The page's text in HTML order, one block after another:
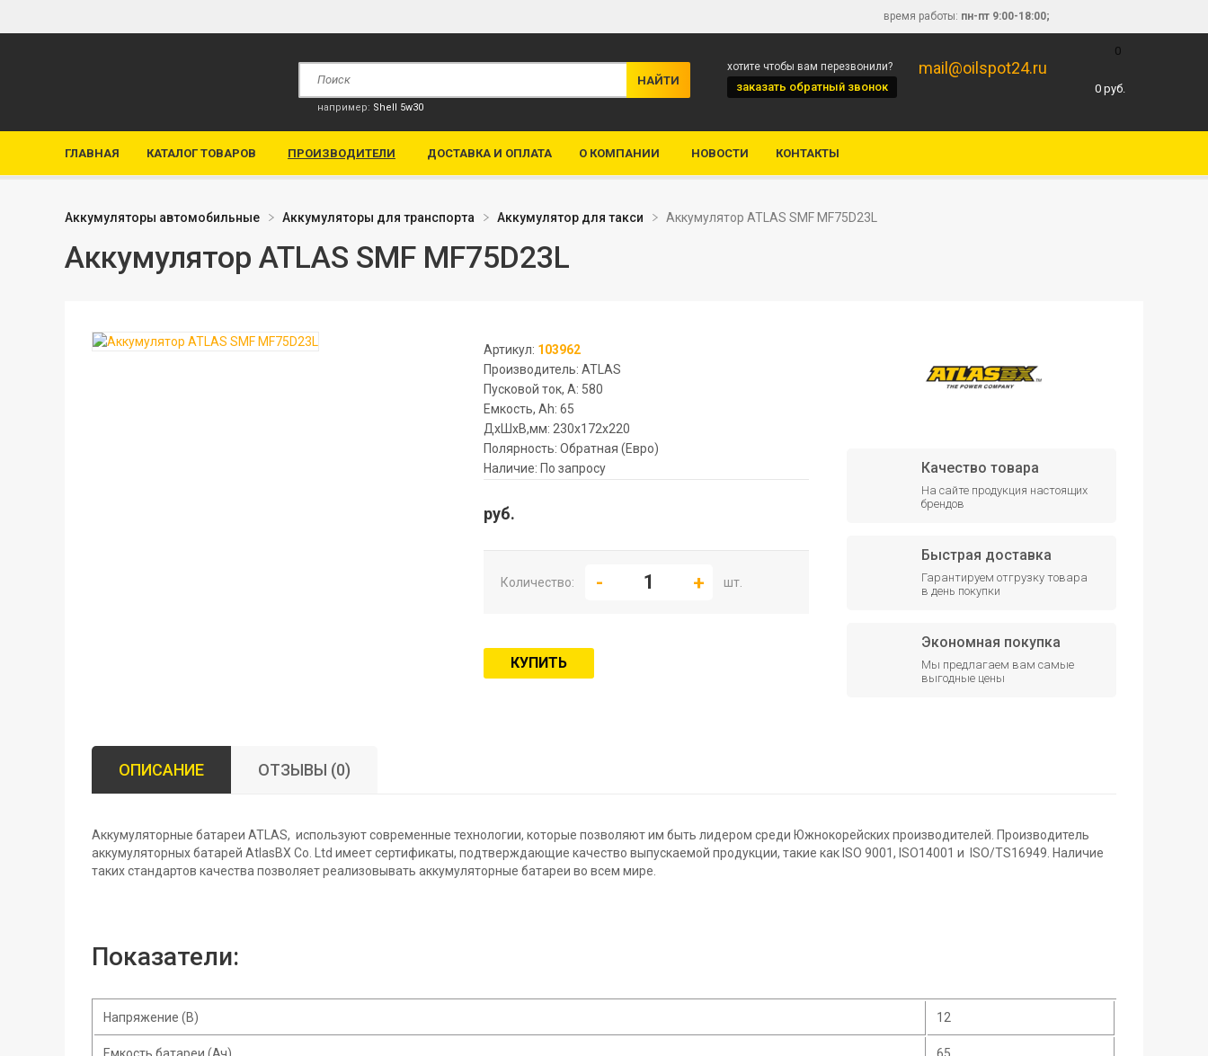
0
0руб.
время работы: пн-пт 9:00-18:00;
например: Shell 5w30
хотите чтобы вам перезвонили?
заказать обратный звонок
mail@oilspot24.ru
ГЛАВНАЯ КАТАЛОГ ТОВАРОВ ПРОИЗВОДИТЕЛИ ДОСТАВКА И ОПЛАТА О КОМПАНИИ НОВОСТИ КОНТАКТЫ
Аккумуляторы автомобильные Аккумуляторы для транспорта Аккумулятор для такси Аккумулятор ATLAS SMF MF75D23L
Аккумулятор ATLAS SMF MF75D23L
Артикул: 103962
Производитель: ATLAS
Пусковой ток, А: 580
Емкость, Ah: 65
ДхШхВ,мм: 230x172x220
Полярность: Обратная (Евро)
Наличие: По запросу
руб.
Количество: шт.
КУПИТЬ
Качество товара
На сайте продукция настоящих
брендов
Быстрая доставка
Гарантируем отгрузку товара
в день покупки
Экономная покупка
Мы предлагаем вам самые
выгодные цены
ОПИСАНИЕ ОТЗЫВЫ (0)
Аккумуляторные батареи ATLAS, используют современные технологии, которые позволяют им быть лидером среди Южнокорейских производителей. Производитель
аккумуляторных батарей AtlasBX Co. Ltd имеет сертификаты, подтверждающие качество выпускаемой продукции, такие как ISO 9001, ISO14001 и ISO/TS16949. Наличие
таких стандартов качества позволяет реализовывать аккумуляторные батареи во всем мире.
Показатели:
Напряжение (В) 12